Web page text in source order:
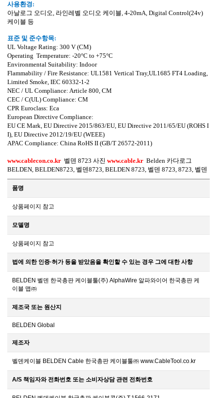
사용환경:
아날로그 오디오, 라인레벨 오디오 케이블, 4-20mA, Digital Control(24v)
케이블 등
표준 및 준수항목:
UL Voltage Rating: 300 V (CM)
Operating Temperature: -20°C to +75°C
Environmental Suitability: Indoor
Flammability / Fire Resistance: UL1581 Vertical Tray,UL1685 FT4 Loading,
Limited Smoke, IEC 60332-1-2
NEC / UL Compliance: Article 800, CM
CEC / C(UL) Compliance: CM
CPR Euroclass: Eca
European Directive Compliance:
EU CE Mark, EU Directive 2015/863/EU, EU Directive 2011/65/EU (ROHS I
I), EU Directive 2012/19/EU (WEEE)
APAC Compliance: China RoHS II (GB/T 26572-2011)
www.cablecon.co.kr 벨덴 8723 사진 www.cable.kr Belden 카다로그
BELDEN, BELDEN8723, 벨덴8723, BELDEN 8723, 벨덴 8723, 8723, 벨덴
품명
상품페이지 참고
모델명
상품페이지 참고
법에 의한 인증·허가 등을 받았음을 확인할 수 있는 경우 그에 대한 사항
BELDEN 벨덴 한국총판 케이블툴(주) AlphaWire 알파와이어 한국총판 케
이블 맵㈜
제조국 또는 원산지
BELDEN Global
제조자
벨덴케이블 BELDEN Cable 한국총판 케이블툴㈜ www.CableTool.co.kr
A/S 책임자와 전화번호 또는 소비자상담 관련 전화번호